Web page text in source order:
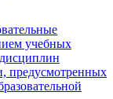
учебных
предусмотренных